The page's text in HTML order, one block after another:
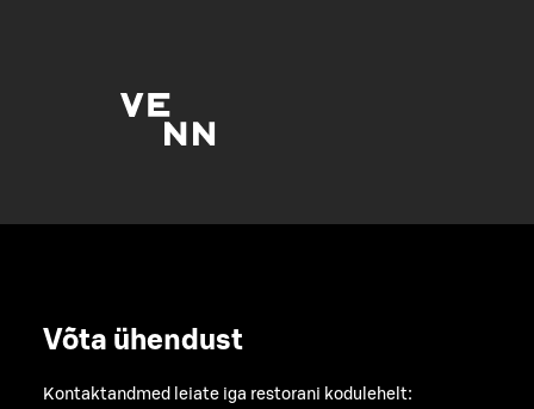
Võta ühendust
Kontaktandmed leiate iga restorani kodulehelt: